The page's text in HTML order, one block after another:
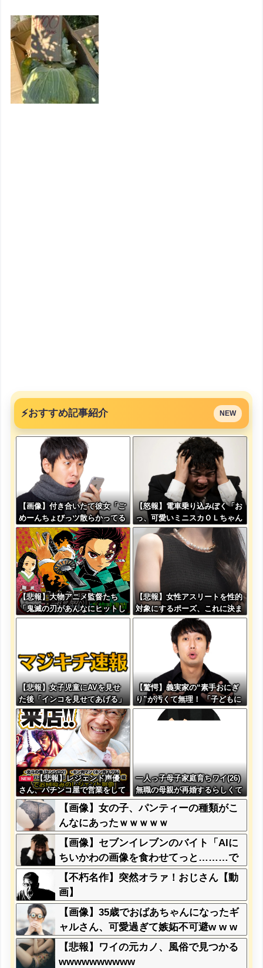
⚡おすすめ記事紹介 NEW
【画像】付き合いたて彼女「ご
めーんちょびっツ散らかってる
けど上がって～！」←お前らだ
ったらコレ別れるか？？？？？
【怒報】電車乗り込みぼく「お
っ、可愛いミニスカＯＬちゃん
の隣あいてんじゃん！座った
ろ！」→結果w w w w w w w
w
【悲報】大物アニメ監督たち
「鬼滅の刃があんなにヒットし
た理由が本当に分からない…」
【悲報】女性アスリートを性的
対象にするポーズ、これに決ま
る
【悲報】女子児童にAVを見せ
た後「インコを見せてあげる」
といいインコを見せたジジイ、
逮捕
【驚愕】義実家の“素手おにぎ
り”が汚くて無理！ 「子どもに
食べさせたくない！！」←お前
らは食べられる？？？？？？
NEW
【悲報】レジェンド声優
さん、パチンコ屋で営業をして
しまう
一人っ子母子家庭育ちワイ(26)
無職の母親が再婚するらしくて
驚愕
【画像】女の子、パンティーの種類がこ
んなにあったｗｗｗｗｗ
【画像】セブンイレブンのバイト「AIに
ちいかわの画像を食わせてっと………で
きた！」→とんでもないものが出来上が
ってしまうw w w w w
【不朽名作】突然オラァ！おじさん【動
画】
【画像】35歳でおばあちゃんになったギ
ャルさん、可愛過ぎて嫉妬不可避w w w
w w w w w w w w
【悲報】ワイの元カノ、風俗で見つかる
wwwwwwwwww